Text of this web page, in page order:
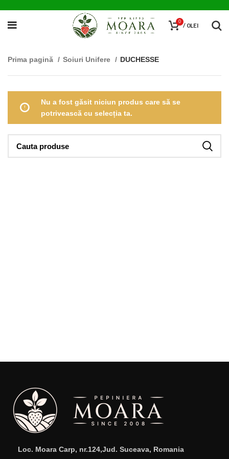
0 / 0LEI
Prima pagină Soiuri Unifere DUCHESSE
Nu a fost găsit niciun produs care să se
potrivească cu selecția ta.
Loc. Moara Carp, nr.124,Jud. Suceava, Romania